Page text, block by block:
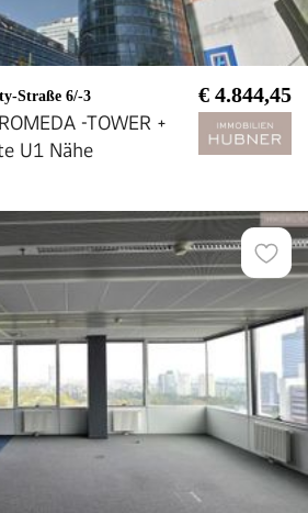
Straße 6/-3 € 4.844,45
-TOWER +
U1 Nähe